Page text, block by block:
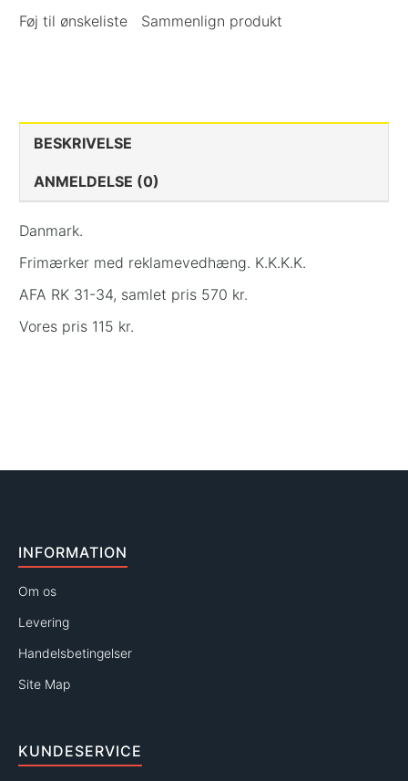
Føj til ønskeliste Sammenlign produkt
BESKRIVELSE
ANMELDELSE (0)
Danmark.
Frimærker med reklamevedhæng. K.K.K.K.
AFA RK 31-34, samlet pris 570 kr.
Vores pris 115 kr.
INFORMATION
Om os
Levering
Handelsbetingelser
Site Map
KUNDESERVICE